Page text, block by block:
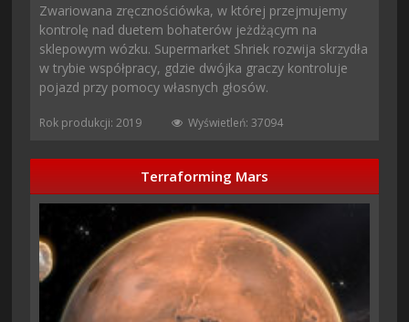
Zwariowana zręcznościówka, w której przejmujemy
kontrolę nad duetem bohaterów jeżdżącym na
sklepowym wózku. Supermarket Shriek rozwija skrzydła
w trybie współpracy, gdzie dwójka graczy kontroluje
pojazd przy pomocy własnych głosów.
Rok produkcji: 2019 Wyświetleń: 37094
Terraforming Mars